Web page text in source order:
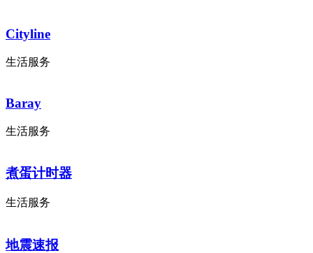
Cityline
生活服务
Baray
生活服务
煮蛋计时器
生活服务
地震速报